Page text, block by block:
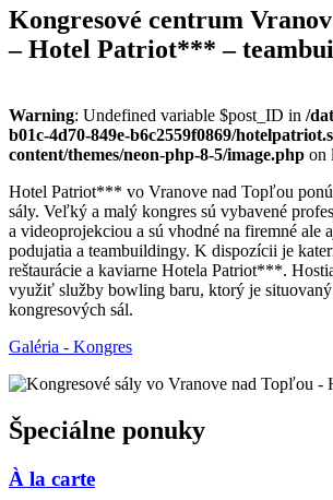
Kongresové centrum
– Hotel Patriot*** –
Warning: Undefined variable $post_ID in /
b01c-4d70-849e-b6c2559f0869/
content/themes/neon-php-8-5/image.php on
Hotel Patriot*** vo Vranove nad Topľou
sály. Veľký a malý kongres sú vybavené
a videoprojekciou a sú vhodné na firemné ale
podujatia a teambuildingy. K dispozícii je
reštaurácie a kaviarne Hotela Patriot***.
využiť služby bowling baru, ktorý je
kongresových sál.
Galéria - Kongres
Špeciálne ponuky
À la carte